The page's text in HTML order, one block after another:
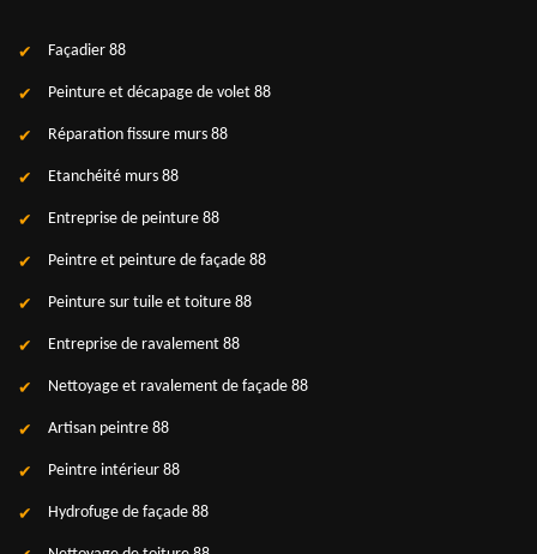
Façadier 88
Peinture et décapage de volet 88
Réparation fissure murs 88
Etanchéité murs 88
Entreprise de peinture 88
Peintre et peinture de façade 88
Peinture sur tuile et toiture 88
Entreprise de ravalement 88
Nettoyage et ravalement de façade 88
Artisan peintre 88
Peintre intérieur 88
Hydrofuge de façade 88